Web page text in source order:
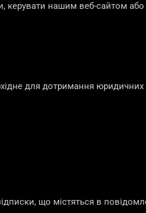
керувати нашим веб-сайтом або
для дотримання юридичних
що містяться в